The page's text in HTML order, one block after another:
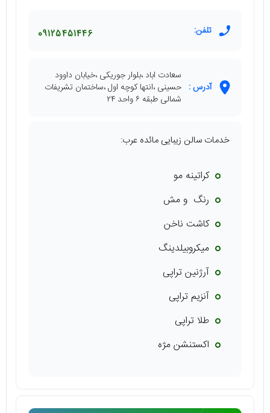
تلفن: 09125451446
آدرس :
سعادت اباد ،بلوار جوریکی ،خیابان داوود
حسینی ،انتها کوچه اول ،ساختمان تشریفات
شمالی طبقه ۶ واحد ۲۴
خدمات سالن زیبایی مائده عرب:
کراتینه مو
رنگ و مش
کاشت ناخن
میکروبیلدینگ
آرژنین تراپی
آنزیم تراپی
طلا تراپی
اکستنشن مژه